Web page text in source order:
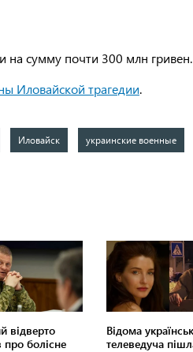
на сумму почти 300 млн гривен.
Иловайской трагедии.
Иловайск украинские военные